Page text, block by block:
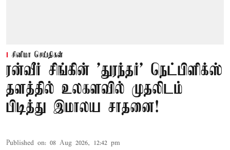
சினிமா செய்திகள்
ரன்வீர் சிங்கின் 'துரந்தர்' நெட்பிளிக்ஸ்
தளத்தில் உலகளவில் முதலிடம்
பிடித்து இமாலய சாதனை!
Published on: 08 Aug 2026, 12:42 pm